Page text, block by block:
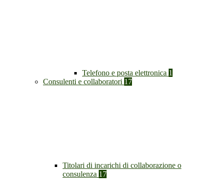
Telefono e posta elettronica 1
Consulenti e collaboratori 17
Titolari di incarichi di collaborazione o
consulenza 17